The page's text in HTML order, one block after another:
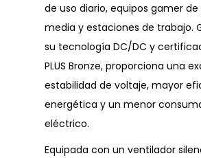
de uso diario, equipos gamer
media y estaciones de trabajo.
su tecnología DC/DC y
PLUS Bronze, proporciona una
estabilidad de voltaje, mayor
energética y un menor
eléctrico.
Equipada con un ventilador